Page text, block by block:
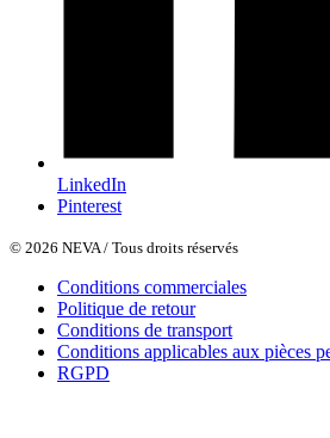
LinkedIn
Pinterest
© 2026 NEVA / Tous droits réservés
Conditions commerciales
Politique de retour
Conditions de transport
Conditions applicables aux pièces
RGPD